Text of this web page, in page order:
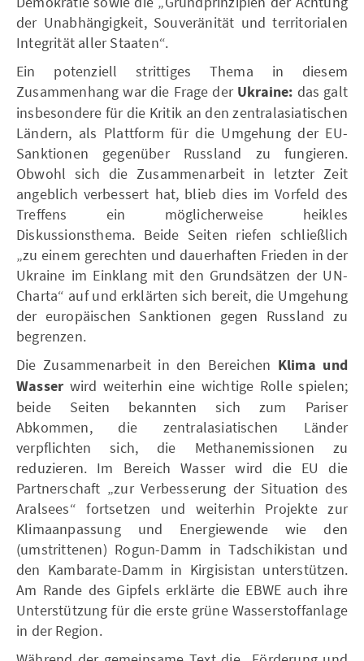
der Unabhängigkeit, Souveränität und territorialen
Integrität aller Staaten“.
Ein potenziell strittiges Thema in diesem
Zusammenhang war die Frage der Ukraine: das galt
insbesondere für die Kritik an den zentralasiatischen
Ländern, als Plattform für die Umgehung der EU-
Sanktionen gegenüber Russland zu fungieren.
Obwohl sich die Zusammenarbeit in letzter Zeit
angeblich verbessert hat, blieb dies im Vorfeld des
Treffens ein möglicherweise heikles
Diskussionsthema. Beide Seiten riefen schließlich
„zu einem gerechten und dauerhaften Frieden in der
Ukraine im Einklang mit den Grundsätzen der UN-
Charta“ auf und erklärten sich bereit, die Umgehung
der europäischen Sanktionen gegen Russland zu
begrenzen.
Die Zusammenarbeit in den Bereichen Klima und
Wasser wird weiterhin eine wichtige Rolle spielen;
beide Seiten bekannten sich zum Pariser
Abkommen, die zentralasiatischen Länder
verpflichten sich, die Methanemissionen zu
reduzieren. Im Bereich Wasser wird die EU die
Partnerschaft „zur Verbesserung der Situation des
Aralsees“ fortsetzen und weiterhin Projekte zur
Klimaanpassung und Energiewende wie den
(umstrittenen) Rogun-Damm in Tadschikistan und
den Kambarate-Damm in Kirgisistan unterstützen.
Am Rande des Gipfels erklärte die EBWE auch ihre
Unterstützung für die erste grüne Wasserstoffanlage
in der Region.